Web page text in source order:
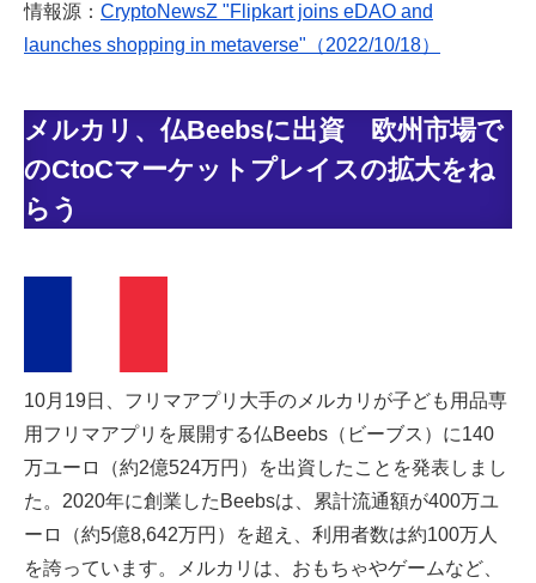
情報源： CryptoNewsZ "Flipkart joins eDAO and
launches shopping in metaverse"（2022/10/18）
メルカリ、仏Beebsに出資 欧州市場で
のCtoCマーケットプレイスの拡大をね
らう
10月19日、フリマアプリ大手のメルカリが子ども用品専
用フリマアプリを展開する仏Beebs（ビーブス）に140
万ユーロ（約2億524万円）を出資したことを発表しまし
た。2020年に創業したBeebsは、累計流通額が400万ユ
ーロ（約5億8,642万円）を超え、利用者数は約100万人
を誇っています。メルカリは、おもちゃやゲームなど、